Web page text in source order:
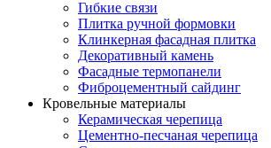
Гибкие связи
Плитка ручной формовки
Клинкерная фасадная плитка
Декоративный камень
Фасадные термопанели
Фиброцементный сайдинг
Кровельные материалы
Керамическая черепица
Цементно-песчаная черепица